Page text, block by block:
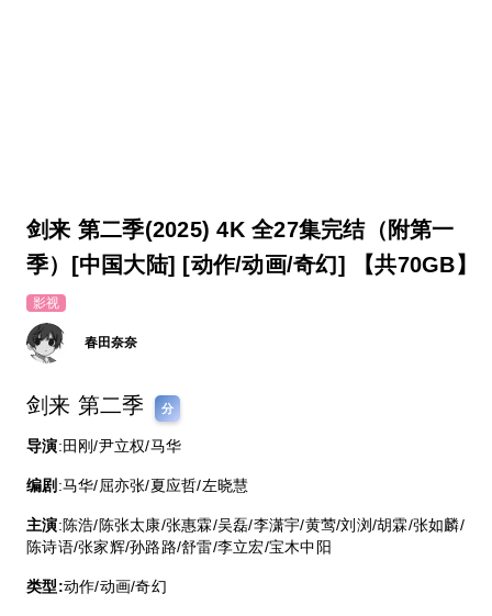
剑来 第二季(2025) 4K 全27集完结（附第一
季）[中国大陆] [动作/动画/奇幻] 【共70GB】
影视
春田奈奈
剑来 第二季 分
导演:田刚/尹立权/马华
编剧 :马华/屈亦张/夏应哲/左晓慧
主演:陈浩/陈张太康/张惠霖/吴磊/李潇宇/黄莺/刘浏/胡霖/张如麟/
陈诗语/张家辉/孙路路/舒雷/李立宏/宝木中阳
类型:动作/动画/奇幻